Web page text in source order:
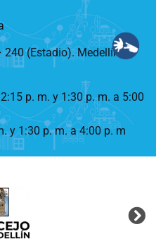
240 (Estadio). Medellín –
p. m. y 1:30 p. m. a 5:00
y 1:30 p. m. a 4:00 p. m